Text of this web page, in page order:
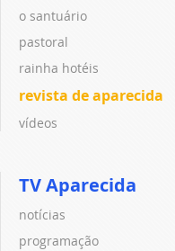
o santuário
pastoral
rainha hotéis
revista de aparecida
vídeos
TV Aparecida
notícias
programação